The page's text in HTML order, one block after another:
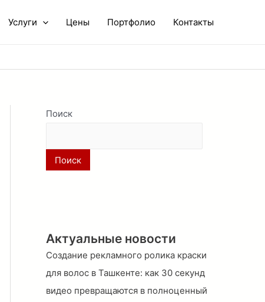
Услуги Цены Портфолио Контакты
Поиск
Поиск
Актуальные новости
Создание рекламного ролика краски
для волос в Ташкенте: как 30 секунд
видео превращаются в полноценный